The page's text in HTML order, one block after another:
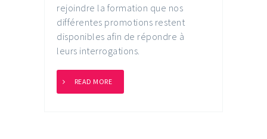
rejoindre la formation que nos
différentes promotions restent
disponibles afin de répondre à
leurs interrogations.
READ MORE